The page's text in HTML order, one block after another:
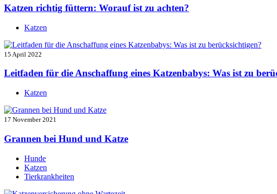
Katzen richtig füttern: Worauf ist zu achten?
Katzen
15 April 2022
Leitfaden für die Anschaffung eines Katzenbabys: Was ist zu
Katzen
17 November 2021
Grannen bei Hund und Katze
Hunde
Katzen
Tierkrankheiten